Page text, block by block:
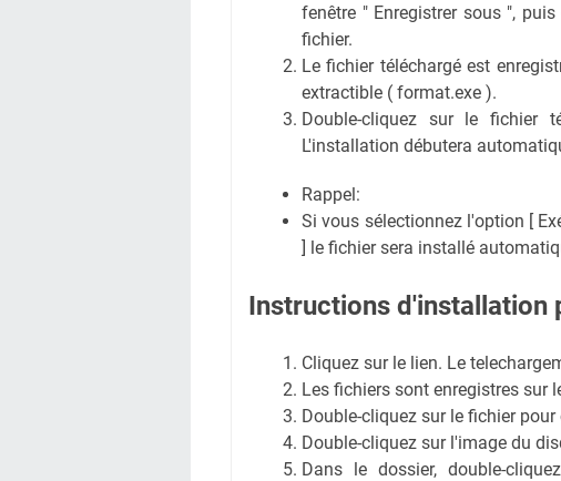
fenêtre " Enregistrer sous ",
fichier.
Le fichier téléchargé est
extractible ( format.exe ).
Double-cliquez sur le fichier
L'installation débutera
Rappel:
Si vous sélectionnez l'option [
] le fichier sera installé
Instructions d'installation
Cliquez sur le lien. Le
Les fichiers sont enregistres sur
Double-cliquez sur le fichier
Double-cliquez sur l'image du
Dans le dossier, double-